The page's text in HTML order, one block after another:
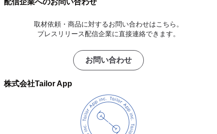
取材依頼・商品に対するお問い合わせはこちら。
プレスリリース配信企業に直接連絡できます。
お問い合わせ
株式会社Tailor App